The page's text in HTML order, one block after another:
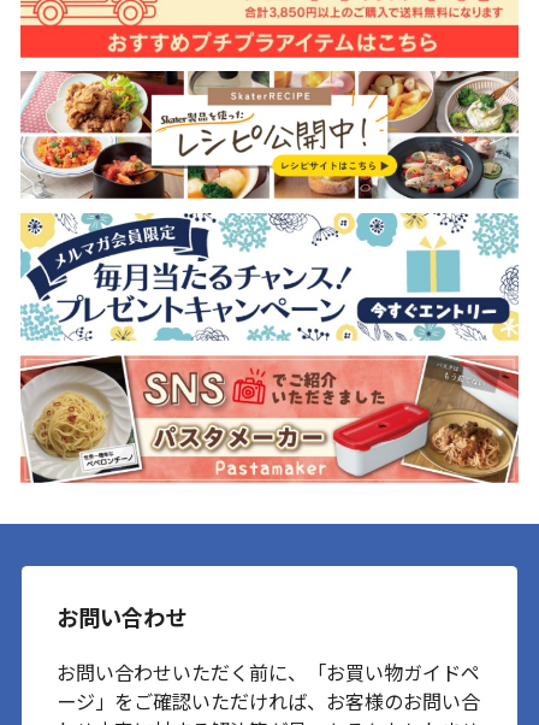
お問い合わせ
お問い合わせいただく前に、「お買い物ガイドペ
ージ」をご確認いただければ、お客様のお問い合